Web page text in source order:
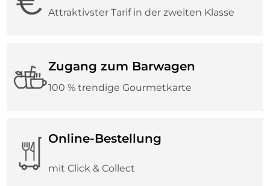
Attraktivster Tarif in der zweiten Klasse
Zugang zum Barwagen
100 % trendige Gourmetkarte
Online-Bestellung
mit Click & Collect